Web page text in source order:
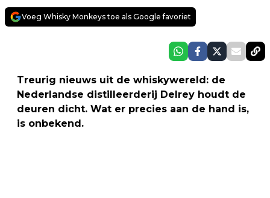
Voeg Whisky Monkeys toe als Google favoriet
Treurig nieuws uit de whiskywereld: de
Nederlandse distilleerderij Delrey houdt de
deuren dicht. Wat er precies aan de hand is,
is onbekend.